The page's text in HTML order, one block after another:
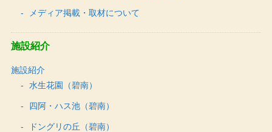
メディア掲載・取材について
施設紹介
施設紹介
水生花園（碧南）
四阿・ハス池（碧南）
ドングリの丘（碧南）